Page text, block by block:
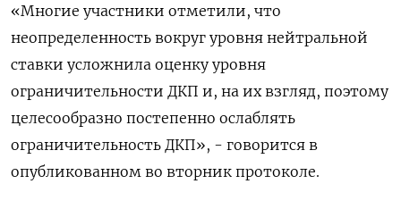
«Многие участники отметили, что
неопределенность вокруг уровня нейтральной
ставки усложнила оценку уровня
ограничительности ДКП и, на их взгляд, поэтому
целесообразно постепенно ослаблять
ограничительность ДКП», - говорится в
опубликованном во вторник протоколе.